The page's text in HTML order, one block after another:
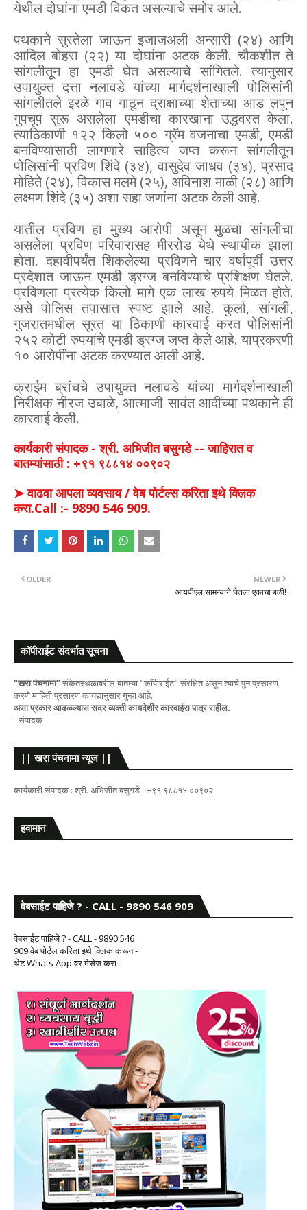
येथील दोघांना एमडी विकत असल्याचे समोर आले.
पथकाने सुरतेला जाऊन इजाजअली अन्सारी (२४) आणि
आदिल बोहरा (२२) या दोघांना अटक केली. चौकशीत ते
सांगलीतून हा एमडी घेत असल्याचे सांगितले. त्यानुसार
उपायुक्त दत्ता नलावडे यांच्या मार्गदर्शनाखाली पोलिसांनी
सांगलीतले इरळे गाव गाठून द्राक्षाच्या शेताच्या आड लपून
गुपचूप सुरू असलेला एमडीचा कारखाना उद्धवस्त केला.
त्याठिकाणी १२२ किलो ५०० ग्रॅम वजनाचा एमडी, एमडी
बनविण्यासाठी लागणारे साहित्य जप्त करून सांगलीतून
पोलिसांनी प्रविण शिंदे (३४), वासुदेव जाधव (३४), प्रसाद
मोहिते (२४), विकास मलमे (२५), अविनाश माळी (२८) आणि
लक्ष्मण शिंदे (३५) अशा सहा जणांना अटक केली आहे.
यातील प्रविण हा मुख्य आरोपी असून मुळचा सांगलीचा
असलेला प्रविण परिवारासह मीररोड येथे स्थायीक झाला
होता. दहावीपर्यंत शिकलेल्या प्रविणने चार वर्षांपूर्वी उत्तर
प्रदेशात जाऊन एमडी ड्रग्ज बनविण्याचे प्रशिक्षण घेतले.
प्रविणला प्रत्येक किलो मागे एक लाख रुपये मिळत होते.
असे पोलिस तपासात स्पष्ट झाले आहे. कुर्ला, सांगली,
गुजरातमधील सूरत या ठिकाणी कारवाई करत पोलिसांनी
२५२ कोटी रुपयांचे एमडी ड्रग्ज जप्त केले आहे. याप्रकरणी
१० आरोपींना अटक करण्यात आली आहे.
क्राईम ब्रांचचे उपायुक्त नलावडे यांच्या मार्गदर्शनाखाली
निरीक्षक नीरज उबाळे, आत्माजी सावंत आदींच्या पथकाने ही
कारवाई केली.
कार्यकारी संपादक - श्री. अभिजीत बसुगडे -- जाहिरात व
बातम्यांसाठी : +९१ ९८८१४ ००९०२
➤ वाढवा आपला व्यवसाय / वेब पोर्टल्स करिता इथे क्लिक
करा.Call :- 9890 546 909.
NEWER
आयपीएल सामन्याने घेतला एकाचा बळी!
OLDER
कॉपीराईट संदर्भात सूचना
"खरा पंचनामा"संकेतस्थळावरील बातम्या "कॉपीराईट" संरक्षित असून त्याचे पुन:प्रसारण
करणे माहिती प्रसारण कायद्यानुसार गुन्हा आहे.
असा प्रकार आढळल्यास सदर व्यक्ती कायदेशीर कारवाईस पात्र राहील.
- संपादक
|| खरा पंचनामा न्यूज ||
कार्यकारी संपादक : श्री. अभिजीत बसुगडे - +९१ ९८८१४ ००९०२
हवामान
वेबसाईट पाहिजे ? - CALL - 9890 546 909
वेबसाईट पाहिजे ? - CALL - 9890 546
909 वेब पोर्टल करिता इथे क्लिक करून -
थेट Whats App वर मेसेज करा